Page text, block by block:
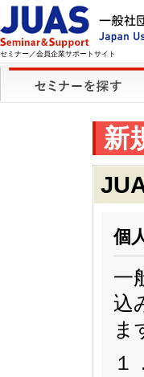
セミナー／会員企業サポートサイト
新
個
一
込
ま
１